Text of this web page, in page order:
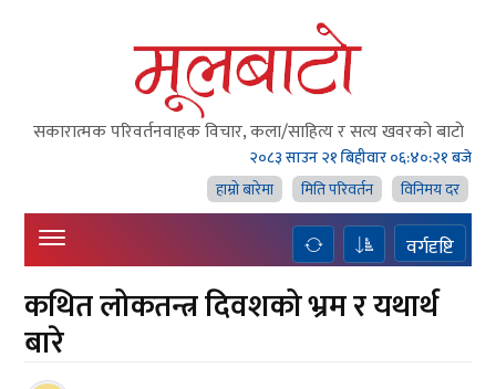
सकारात्मक परिवर्तनवाहक विचार, कला/साहित्य र सत्य खवरको बाटाे
२०८३ साउन २१ बिहीवार०६:४०:२२ बजे
हाम्राे बारेमा
मिति परिवर्तन विनिमय दर
वर्गदृष्टि
कथित लोकतन्त्र दिवशको भ्रम र यथार्थ
बारे